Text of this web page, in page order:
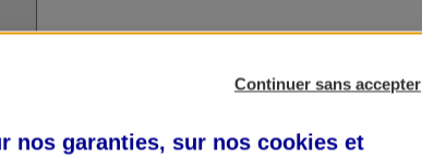
Continuer sans accepter
nos garanties, sur nos cookies et